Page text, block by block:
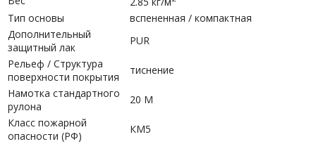
Тип основы
вспененная / компактная
Дополнительный
защитный лак
PUR
Рельеф / Структура
поверхности покрытия
тиснение
Намотка стандартного
рулона
20 М
Класс пожарной
опасности (РФ)
КМ5